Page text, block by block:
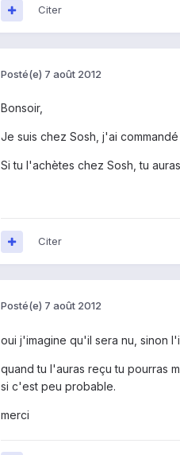
Citer
Posté(e) 7 août 2012
Bonsoir,
Je suis chez Sosh, j'ai
Si tu l'achètes chez Sosh, tu
Citer
Posté(e) 7 août 2012
oui j'imagine qu'il sera nu, sinon
quand tu l'auras reçu tu pourras
si c'est peu probable.
merci